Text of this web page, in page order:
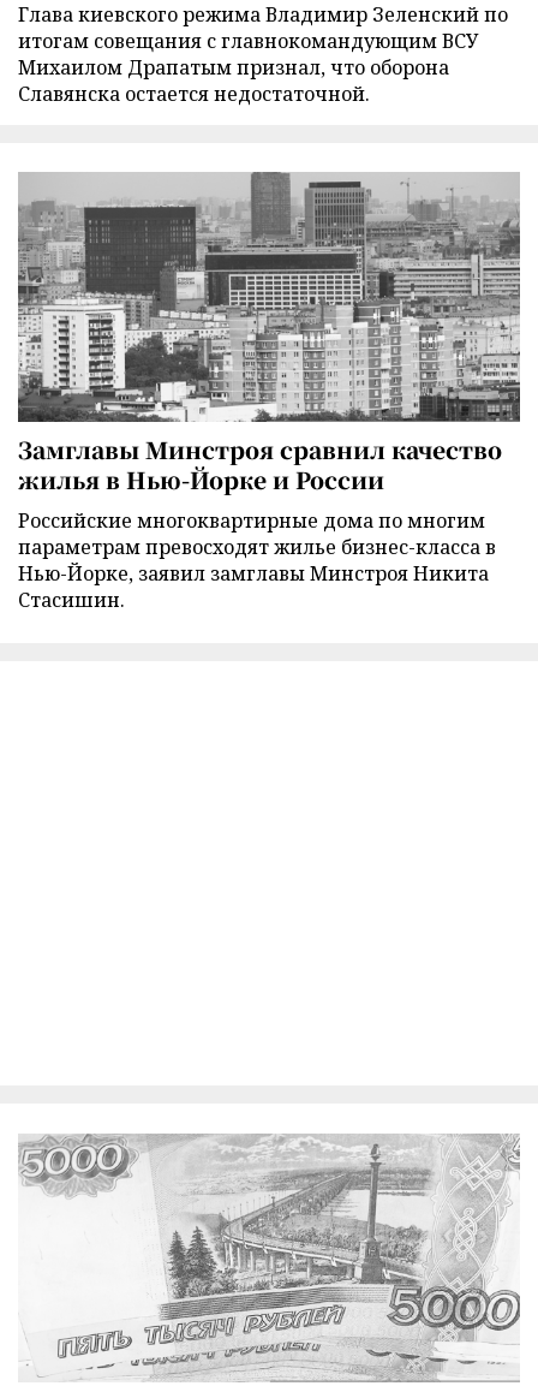
Глава киевского режима Владимир Зеленский по
итогам совещания с главнокомандующим ВСУ
Михаилом Драпатым признал, что оборона
Славянска остается недостаточной.
Замглавы Минстроя сравнил качество
жилья в Нью-Йорке и России
Российские многоквартирные дома по многим
параметрам превосходят жилье бизнес-класса в
Нью-Йорке, заявил замглавы Минстроя Никита
Стасишин.